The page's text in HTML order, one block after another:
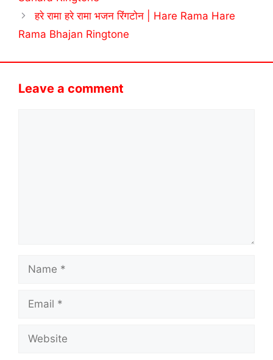
हरे रामा हरे रामा भजन रिंगटोन | Hare Rama Hare
Rama Bhajan Ringtone
Leave a comment
Name
Email
Website